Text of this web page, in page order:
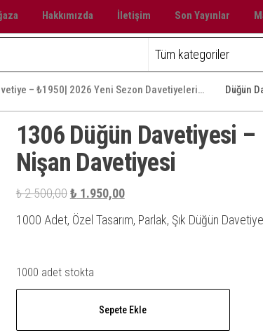
Hakkımızda İletişim Son Yayınlar
– ₺1950| 2026 Yeni Sezon Davetiyeleri… Düğün
1306 Düğün Davetiyesi –
Nişan Davetiyesi
₺2.500,00 Orijinal
fiyat:
₺ 1.950,00Şu
andaki
1000 Adet, Özel Tasarım, Parlak, Şık Düğün
1000 adet stokta
Sepete Ekle